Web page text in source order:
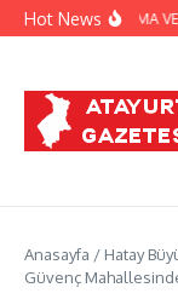
İçeriğe atla
Hot NewsJANDARMA
Anasayfa / Hatay
Güvenç